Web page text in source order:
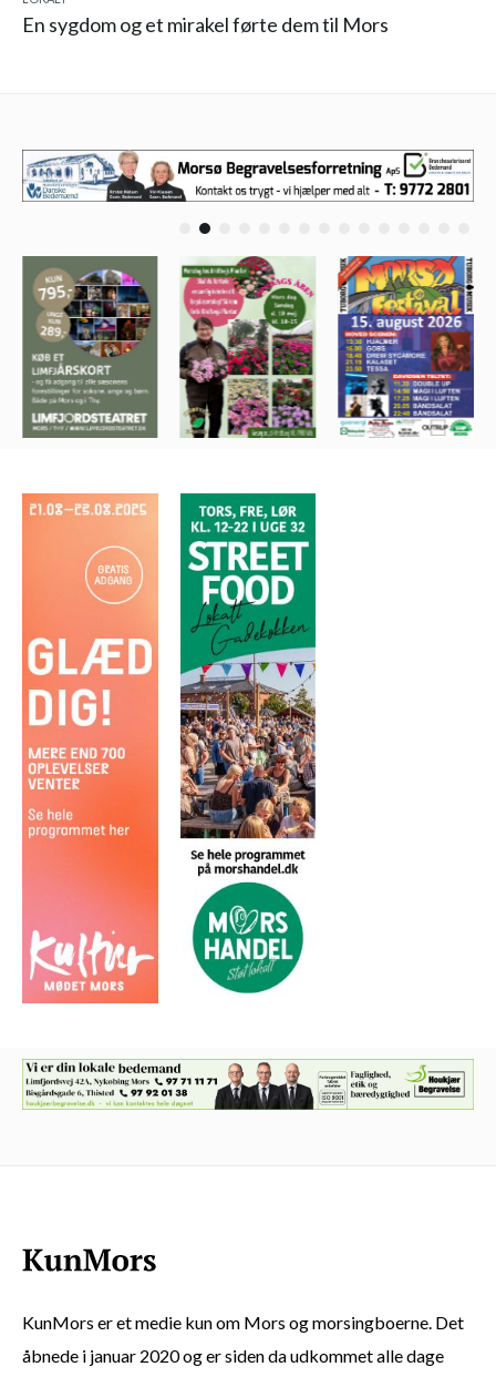
En sygdom og et mirakel førte dem til Mors
KunMors er et medie kun om Mors og morsingboerne. Det
åbnede i januar 2020 og er siden da udkommet alle dage